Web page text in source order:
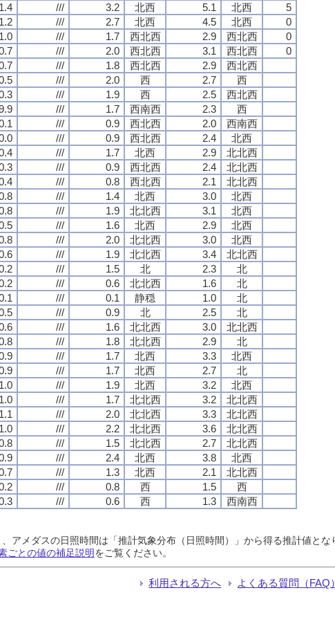
/// 3.2 北西 5.1 北西
5
/// 2.7 北西 4.5 北西
0
/// 1.7 西北西 2.9 西北西
0
/// 2.0 西北西 3.1 西北西
0
/// 1.8 西北西 2.9
西北西
/// 2.0 西 2.7
西
/// 1.9 西 2.5
西北西
/// 1.7 西南西 2.3
西
/// 0.9 西北西 2.0
西南西
/// 0.9 西北西 2.4
北西
/// 1.7 北西 2.9
北北西
/// 0.9 西北西 2.4
北北西
/// 0.8 西北西 2.1
北北西
/// 1.4 北西 3.0
北西
/// 1.9 北北西 3.1
北西
/// 1.6 北西 2.9
北西
/// 2.0 北北西 3.0
北西
/// 1.9 北北西 3.4
北北西
/// 1.5 北 2.3
北
/// 0.6 北北西 1.6
北
/// 0.1 静穏 1.0
北
/// 0.9 北 2.5
北
/// 1.6 北北西 3.0
北北西
/// 1.8 北北西 2.9
北
/// 1.7 北西 3.3
北西
/// 1.7 北西 2.7
北
/// 1.9 北西 3.2
北西
/// 1.7 北北西 3.2
北北西
/// 2.0 北北西 3.3
北北西
/// 2.2 北北西 3.6
北北西
/// 1.5 北北西 2.7
北北西
/// 2.4 北西 3.8
北西
/// 1.3 北西 2.1
北北西
/// 0.8 西 1.5
西
/// 0.6 西 1.3 西南西
アメダスの日照時間は「推計気象分布（日照時間）」から得る推計値と
ごとの値の補足説明をご覧ください。
利用される方へ よくある質問（FAQ）